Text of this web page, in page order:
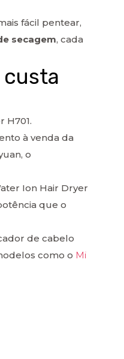
fácil pentear,
secagem, cada
custa
H701.
à venda da
o
Ion Hair Dryer
que o
de cabelo
como o Mi